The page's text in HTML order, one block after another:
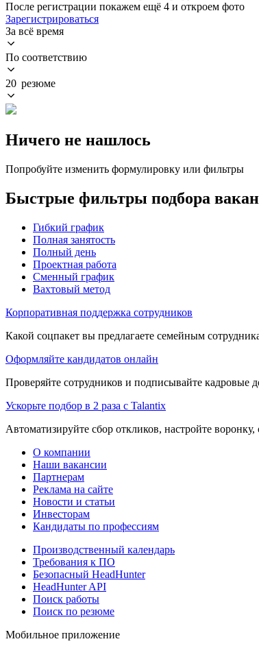
После регистрации покажем ещё 4 и откроем фото
Зарегистрироваться
За всё время
По соответствию
20 резюме
Ничего не нашлось
Попробуйте изменить формулировку или фильтры
Быстрые фильтры подбора
Гибкий график
Полная занятость
Полный день
Проектная работа
Сменный график
Вахтовый метод
Корпоративная поддержка сотрудников
Какой соцпакет вы предлагаете семейным
Оформляйте кандидатов онлайн
Проверяйте сотрудников и подписывайте кадровые
Ускорьте подбор в 2 раза с Talantix
Автоматизируйте сбор откликов, настройте
О компании
Наши вакансии
Партнерам
Реклама на сайте
Новости и статьи
Инвесторам
Кандидаты по профессиям
Производственный календарь
Требования к ПО
Безопасный HeadHunter
HeadHunter API
Поиск работы
Поиск по резюме
Мобильное приложение